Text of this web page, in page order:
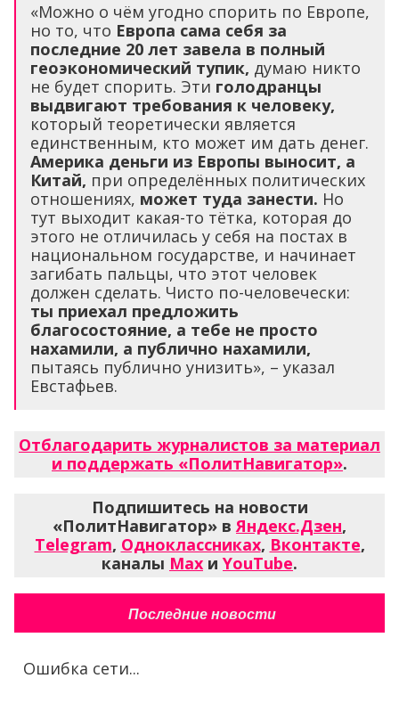
«Можно о чём угодно спорить по Европе,
но то, что Европа сама себя за
последние 20 лет завела в полный
геоэкономический тупик, думаю никто
не будет спорить. Эти голодранцы
выдвигают требования к человеку,
который теоретически является
единственным, кто может им дать денег.
Америка деньги из Европы выносит, а
Китай, при определённых политических
отношениях, может туда занести. Но
тут выходит какая-то тётка, которая до
этого не отличилась у себя на постах в
национальном государстве, и начинает
загибать пальцы, что этот человек
должен сделать. Чисто по-человечески:
ты приехал предложить
благосостояние, а тебе не просто
нахамили, а публично нахамили,
пытаясь публично унизить», – указал
Евстафьев.
Отблагодарить журналистов за материал
и поддержать «ПолитНавигатор».
Подпишитесь на новости
«ПолитНавигатор» вЯндекс.Дзен,
Telegram, Одноклассниках, Вконтакте,
каналы Max и YouTube.
Последние новости
Ошибка сети...